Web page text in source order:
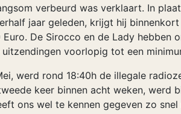
verbeurd was verklaart. In
jaar geleden, krijgt hij
De Sirocco en de Lady hebben
voorlopig tot een
werd rond 18:40h de illegale
keer binnen acht weken, werd
ons wel te kennen gegeven zo